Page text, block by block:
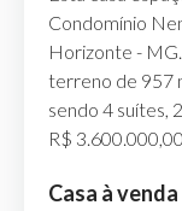
Condomínio
Horizonte -
terreno de 957
sendo 4 suítes,
R$
Casa à